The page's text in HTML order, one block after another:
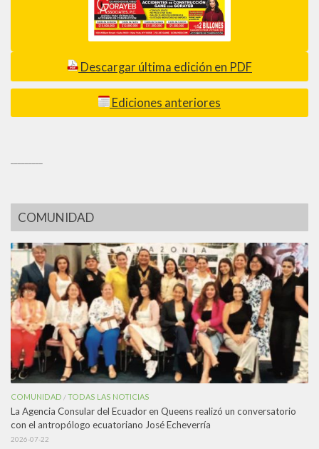
Descargar última edición en PDF
Ediciones anteriores
COMUNIDAD
COMUNIDAD /TODAS LAS NOTICIAS
La Agencia Consular del Ecuador en Queens realizó un conversatorio
con el antropólogo ecuatoriano José Echeverría
2026-07-22